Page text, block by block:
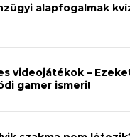
alapfogalmak
videojátékok –
gamer ismeri!